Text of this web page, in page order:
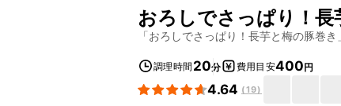
おろしでさっぱり！長
「おろしでさっぱり！長芋と梅の豚巻き
調理時間 20分 費用目安400円
4.64 (19)